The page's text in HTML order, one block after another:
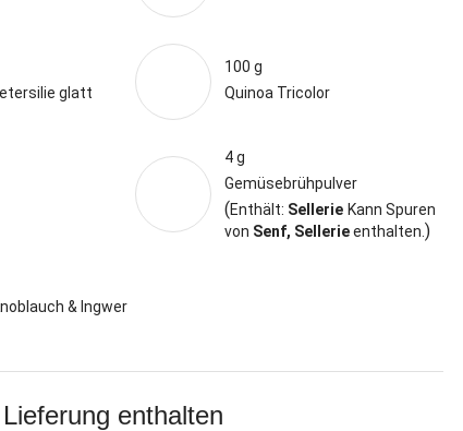
glatt
100 g
Quinoa Tricolor
4 g
Gemüsebrühpulver
(Enthält: Sellerie Kann Spuren
von Senf, Sellerieenthalten. )
& Ingwer
enthalten